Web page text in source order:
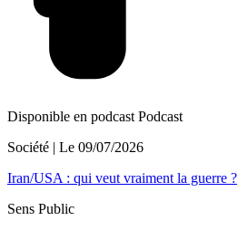
Disponible en podcast Podcast
Société | Le 09/07/2026
Iran/USA : qui veut vraiment la guerre ?
Sens Public